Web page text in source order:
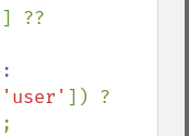
'user'
;